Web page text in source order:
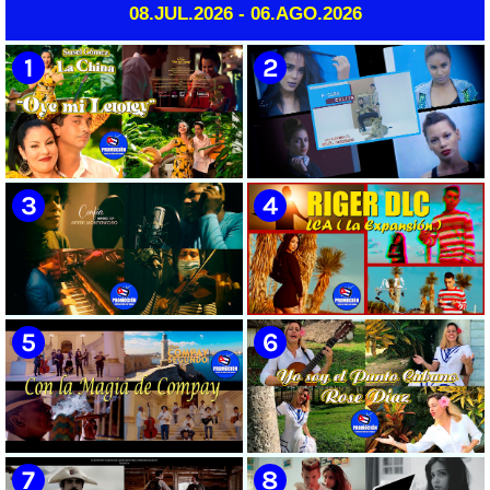
Héctor Falagán De Cabo |
Cubana | Artistas Cubanos |
Instrumental | CUBA
ficción ¨EL MAYOR¨ inspirada
Ignacio Agramonte y Loynaz /
Director: Rigoberto López Pego
/ ICAIC 👉 CUBA 👌
08.JUL.2026 - 06.AGO.2026
🟡 Susel Gómez (La China) ||
¨Oye Mi Leloley¨ || Director:
Onelio Jesús Larralde González
|| Música popular bailable
cubana || Videoclip || CUBA
🟡 F-CUBA - ¨Solita¨ -
Videoclip - Director: Asiel
Babastro
🟡 María Montenegro -
¨Confía¨ 📺 Videoclip. CUBA
🟡 Riger DLC || ¨LCA ( La
Expansión )¨ || Director: Dani
A.R || Música cubana || Videoclip
|| CUBA